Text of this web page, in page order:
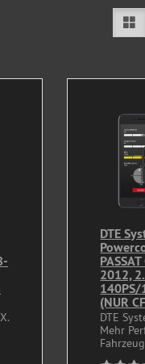
DTE
2012,
140PS/
(NUR
DTE
Mehr